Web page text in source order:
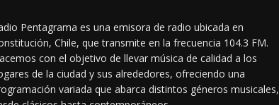
Pentagrama es una emisora de radio ubicada en
Chile, que transmite en la frecuencia 104.3 FM.
con el objetivo de llevar música de calidad a los
de la ciudad y sus alrededores, ofreciendo una
variada que abarca distintos géneros musicales,